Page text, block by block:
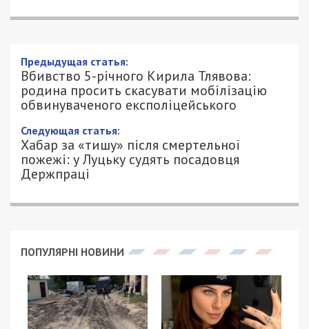
Предыдущая статья:
Вбивство 5-річного Кирила Тлявова:
родина просить скасувати мобілізацію
обвинуваченого експоліцейського
Следующая статья:
Хабар за «тишу» після смертельної
пожежі: у Луцьку судять посадовця
Держпраці
ПОПУЛЯРНІ НОВИНИ